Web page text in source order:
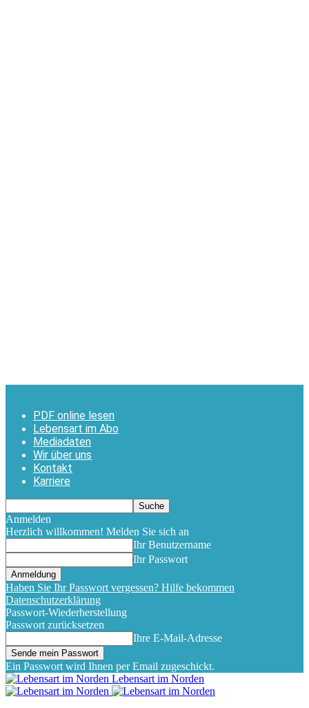
PDF online lesen
Lebensart im Abo
Mediadaten
Wir über uns
Kontakt
Karriere
Anmelden
Herzlich willkommen! Melden Sie sich an
Ihr Benutzername
Ihr Passwort
Haben Sie Ihr Passwort vergessen? Hilfe bekommen
Datenschutzerklärung
Passwort-Wiederherstellung
Passwort zurücksetzen
Ihre E-Mail-Adresse
Ein Passwort wird Ihnen per Email zugeschickt.
Lebensart im Norden